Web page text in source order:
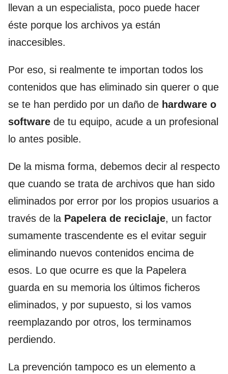
llevan a un especialista, poco puede hacer
éste porque los archivos ya están
inaccesibles.
Por eso, si realmente te importan todos los
contenidos que has eliminado sin querer o que
se te han perdido por un daño de hardware o
software de tu equipo, acude a un profesional
lo antes posible.
De la misma forma, debemos decir al respecto
que cuando se trata de archivos que han sido
eliminados por error por los propios usuarios a
través de la Papelera de reciclaje, un factor
sumamente trascendente es el evitar seguir
eliminando nuevos contenidos encima de
esos. Lo que ocurre es que la Papelera
guarda en su memoria los últimos ficheros
eliminados, y por supuesto, si los vamos
reemplazando por otros, los terminamos
perdiendo.
La prevención tampoco es un elemento a